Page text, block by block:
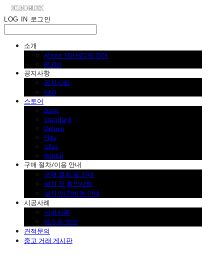
LOG IN 로그인
소개
About SOUND BLOCK
BLOG
공지사항
공지사항
FAQ
스토어
Basic
Standard
Deluxe
Elite
Ultra
Rental
구매 절차/이용 안내
구매 절차 및 안내
설치 전 확인사항
설치/이전비용 안내
시공사례
시공사례
테스트 영상
견적문의
중고 거래 게시판